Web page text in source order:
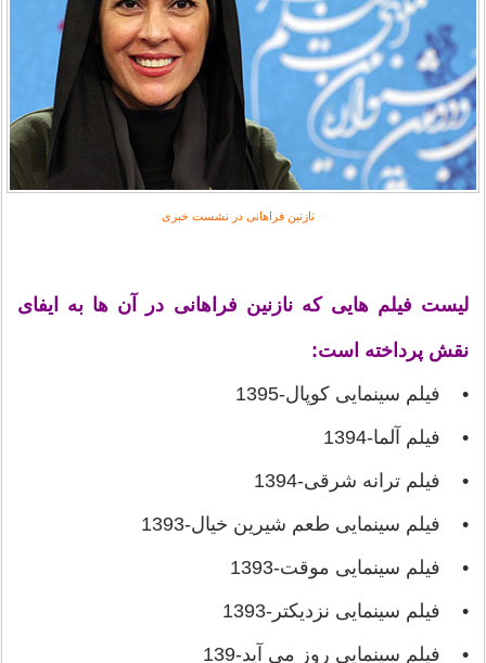
نازنین فراهانی در نشست خبری
لیست فیلم هایی که نازنین فراهانی در آن ها به ایفای
نقش پرداخته است:
• فیلم سینمایی کوپال-1395
• فیلم آلما-1394
• فیلم ترانه شرقی-1394
• فیلم سینمایی طعم شیرین خیال-1393
• فیلم سینمایی موقت-1393
• فیلم سینمایی نزدیکتر-1393
• فیلم سینمایی روز می آید-139